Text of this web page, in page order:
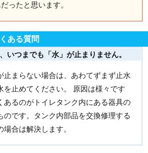
ったと思います。
ある質問
いつまでも「水」が止まりません。
止まらない場合は、あわてずまず止水
を止めてください。 原因は様々です
あるのがトイレタンク内にある器具の
のです。タンク内部品を交換修理する
場合は解決します。